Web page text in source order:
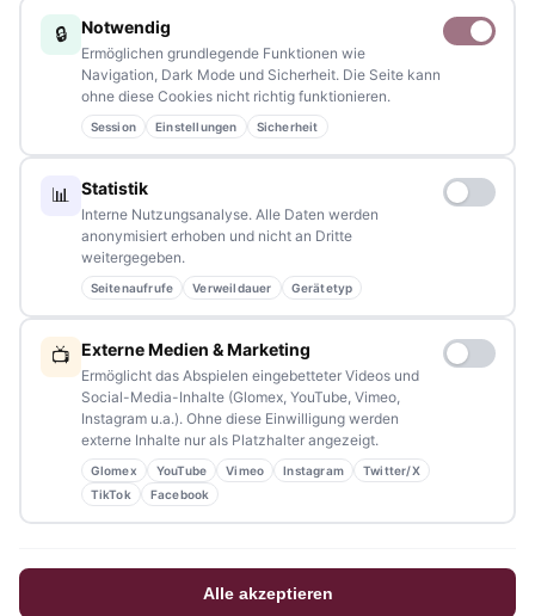
kennen eine Geschichte, die erzählt werden sollte?
Schreiben Sie uns – gemeinsam mit unseren Leserinnen und
Lesern bleiben wir am Puls der Zeit.
Partnerschaften: info@tennews.de
NAVIGATION
Home
Stellenanzeigen
🔒 Notwendig
Ermöglichen grundlegende Funktionen wie
Navigation, Dark Mode und Sicherheit. Die Seite kann
ohne diese Cookies nicht richtig funktionieren.
Session Einstellungen Sicherheit
📊 Statistik
Interne Nutzungsanalyse. Alle Daten werden
anonymisiert erhoben und nicht an Dritte
weitergegeben.
Seitenaufrufe Verweildauer Gerätetyp
📺 Externe Medien & Marketing
Ermöglicht das Abspielen eingebetteter Videos und
Social-Media-Inhalte (Glomex, YouTube, Vimeo,
Instagram u.a.). Ohne diese Einwilligung werden
externe Inhalte nur als Platzhalter angezeigt.
Glomex YouTube Vimeo Instagram
Twitter/X
TikTok
Facebook
Alle akzeptieren